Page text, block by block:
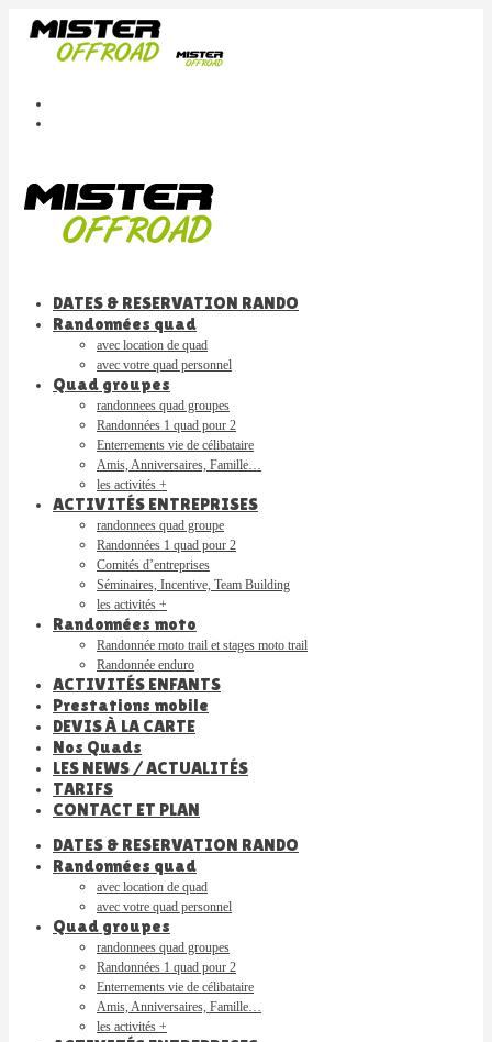
DATES & RESERVATION RANDO
Randonnées quad
avec location de quad
avec votre quad personnel
Quad groupes
randonnees quad groupes
Randonnées 1 quad pour 2
Enterrements vie de célibataire
Amis, Anniversaires, Famille…
les activités +
ACTIVITÉS ENTREPRISES
randonnees quad groupe
Randonnées 1 quad pour 2
Comités d’entreprises
Séminaires, Incentive, Team Building
les activités +
Randonnées moto
Randonnée moto trail et stages moto trail
Randonnée enduro
ACTIVITÉS ENFANTS
Prestations mobile
DEVIS À LA CARTE
Nos Quads
LES NEWS / ACTUALITÉS
TARIFS
CONTACT ET PLAN
DATES & RESERVATION RANDO
Randonnées quad
avec location de quad
avec votre quad personnel
Quad groupes
randonnees quad groupes
Randonnées 1 quad pour 2
Enterrements vie de célibataire
Amis, Anniversaires, Famille…
les activités +